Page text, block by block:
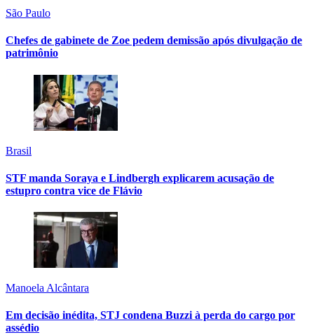
São Paulo
Chefes de gabinete de Zoe pedem demissão após divulgação de
patrimônio
Brasil
STF manda Soraya e Lindbergh explicarem acusação de
estupro contra vice de Flávio
Manoela Alcântara
Em decisão inédita, STJ condena Buzzi à perda do cargo por
assédio